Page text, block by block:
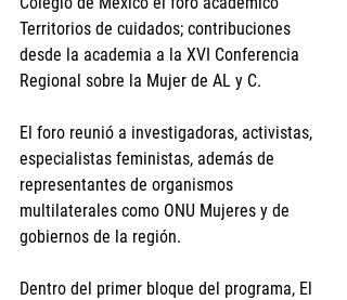
Territorios de cuidados; contribuciones
desde la academia a la XVI Conferencia
Regional sobre la Mujer de AL y C.
El foro reunió a investigadoras, activistas,
especialistas feministas, además de
representantes de organismos
multilaterales como ONU Mujeres y de
gobiernos de la región.
Dentro del primer bloque del programa, El